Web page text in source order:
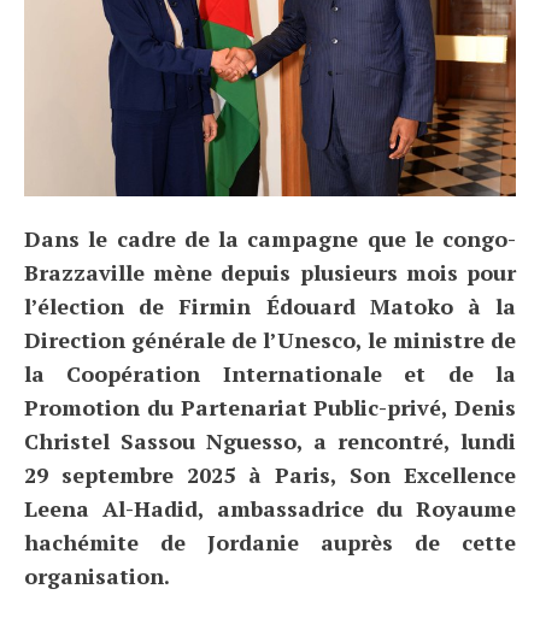
Dans le cadre de la campagne que le congo-
Brazzaville mène depuis plusieurs mois pour
l’élection de Firmin Édouard Matoko à la
Direction générale de l’Unesco, le ministre de
la Coopération Internationale et de la
Promotion du Partenariat Public-privé, Denis
Christel Sassou Nguesso, a rencontré, lundi
29 septembre 2025 à Paris, Son Excellence
Leena Al-Hadid, ambassadrice du Royaume
hachémite de Jordanie auprès de cette
organisation.